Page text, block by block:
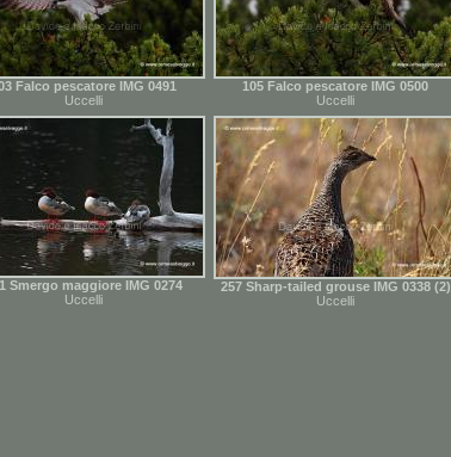
Falco pescatore IMG 0491
Uccelli
105 Falco pescatore IMG 0500
Uccelli
Smergo maggiore IMG 0274
Uccelli
257 Sharp-tailed grouse IMG 0338 (2)
Uccelli